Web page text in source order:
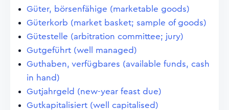
Güter, börsenfähige (marketable goods)
Güterkorb (market basket; sample of goods)
Gütestelle (arbitration committee; jury)
Gutgeführt (well managed)
Guthaben, verfügbares (available funds, cash
in hand)
Gutjahrgeld (new-year feast due)
Gutkapitalisiert (well capitalised)